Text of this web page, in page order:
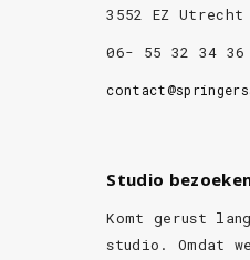
3552 EZ Utrecht
06- 55 32 34 36
Studio
Komt gerust
studio. Omdat